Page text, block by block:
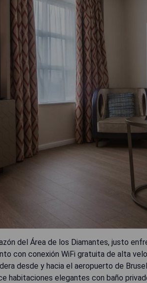
del Área de los Diamantes, justo
con conexión WiFi gratuita de alta
desde y hacia el aeropuerto de
habitaciones elegantes con baño